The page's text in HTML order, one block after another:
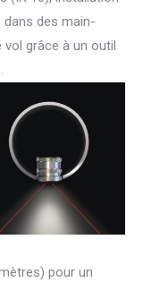
des main-
grâce à un outil
pour un